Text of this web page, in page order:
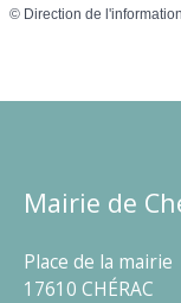
© Direction de
Mairie de
Place de la mairie
17610 CHÉRAC